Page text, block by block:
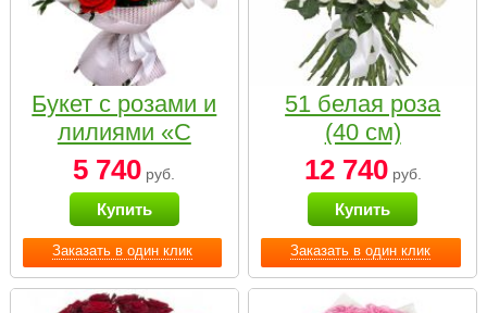
Заказать в один клик
Букет с розами и
лилиями «С
наилучшими
пожеланиями»
5 740 руб.
Купить
Заказать в один клик
51 белая роза
(40 см)
12 740руб.
Купить